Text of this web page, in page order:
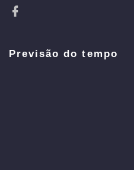
Previsão do tempo